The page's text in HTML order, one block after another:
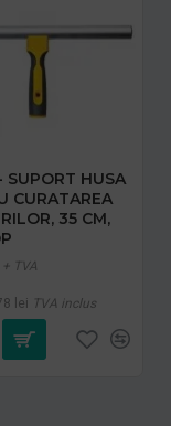
SUPORT HUSA
CURATAREA
35 CM,
+ TVA
lei TVA inclus